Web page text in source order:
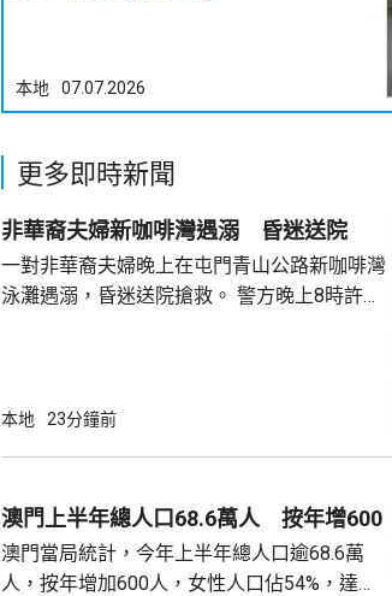
本地 07.07.2026
更多即時新聞
非華裔夫婦新咖啡灣遇溺 昏迷送院
一對非華裔夫婦晚上在屯門青山公路新咖啡灣
泳灘遇溺，昏迷送院搶救。 警方晚上8時許接
本地 23分鐘前
澳門上半年總人口68.6萬人 按年增600
澳門當局統計，今年上半年總人口逾68.6萬
人，按年增加600人，女性人口佔54%，達